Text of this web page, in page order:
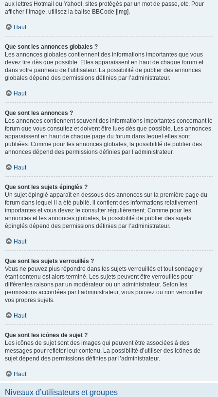
aux lettres Hotmail ou Yahoo!, sites protégés par un mot de passe, etc. Pour
afficher l’image, utilisez la balise BBCode [img].
Haut
Que sont les annonces globales ?
Les annonces globales contiennent des informations importantes que vous
devez lire dès que possible. Elles apparaissent en haut de chaque forum et
dans votre panneau de l’utilisateur. La possibilité de publier des annonces
globales dépend des permissions définies par l’administrateur.
Haut
Que sont les annonces ?
Les annonces contiennent souvent des informations importantes concernant le
forum que vous consultez et doivent être lues dès que possible. Les annonces
apparaissent en haut de chaque page du forum dans lequel elles sont
publiées. Comme pour les annonces globales, la possibilité de publier des
annonces dépend des permissions définies par l’administrateur.
Haut
Que sont les sujets épinglés ?
Un sujet épinglé apparaît en dessous des annonces sur la première page du
forum dans lequel il a été publié. il contient des informations relativement
importantes et vous devez le consulter régulièrement. Comme pour les
annonces et les annonces globales, la possibilité de publier des sujets
épinglés dépend des permissions définies par l’administrateur.
Haut
Que sont les sujets verrouillés ?
Vous ne pouvez plus répondre dans les sujets verrouillés et tout sondage y
étant contenu est alors terminé. Les sujets peuvent être verrouillés pour
différentes raisons par un modérateur ou un administrateur. Selon les
permissions accordées par l’administrateur, vous pouvez ou non verrouiller
vos propres sujets.
Haut
Que sont les icônes de sujet ?
Les icônes de sujet sont des images qui peuvent être associées à des
messages pour refléter leur contenu. La possibilité d’utiliser des icônes de
sujet dépend des permissions définies par l’administrateur.
Haut
Niveaux d’utilisateurs et groupes